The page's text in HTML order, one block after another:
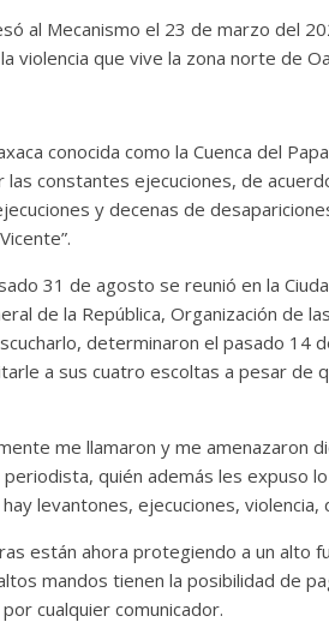
al Mecanismo el 23 de marzo del
violencia que vive la zona norte de
conocida como la Cuenca del
las constantes ejecuciones, de
y decenas de
31 de agosto se reunió en la
de la República, Organización de
determinaron el pasado 14
a sus cuatro escoltas a pesar de
me llamaron y me amenazaron
periodista, quién además les expuso
levantones, ejecuciones, violencia,
están ahora protegiendo a un alto
mandos tienen la posibilidad de
cualquier comunicador.